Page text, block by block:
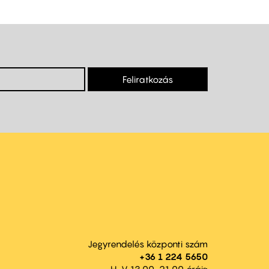
Feliratkozás
Jegyrendelés központi szám
+36 1 224 5650